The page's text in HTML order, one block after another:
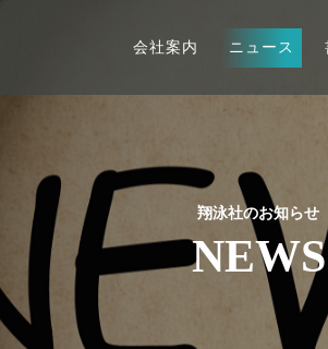
会社案内 ニュース
翔泳社のお知らせ
NEWS